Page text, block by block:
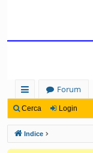
oll
eg
a
Forum
Cerca Login
Indice